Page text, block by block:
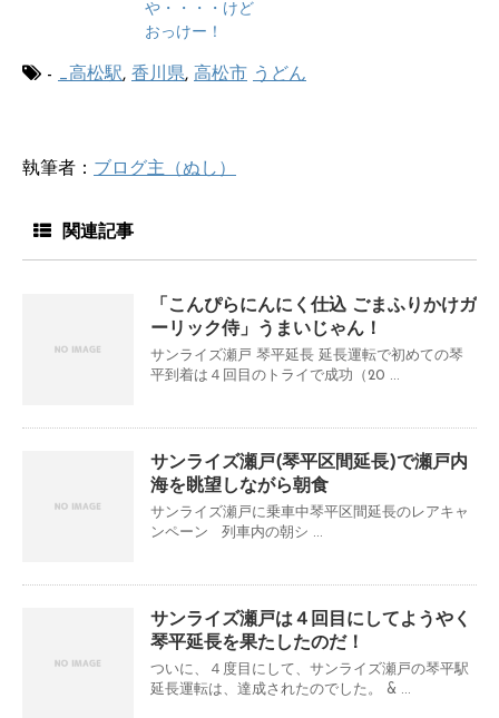
や・・・・けど
おっけー！
- _高松駅, 香川県, 高松市 うどん
執筆者： ブログ主（ぬし）
関連記事
「こんぴらにんにく仕込 ごまふりかけガ
ーリック侍」うまいじゃん！
サンライズ瀬戸 琴平延長 延長運転で初めての琴
平到着は４回目のトライで成功（20 ...
サンライズ瀬戸(琴平区間延長)で瀬戸内
海を眺望しながら朝食
サンライズ瀬戸に乗車中琴平区間延長のレアキャ
ンペーン 列車内の朝シ ...
サンライズ瀬戸は４回目にしてようやく
琴平延長を果たしたのだ！
ついに、４度目にして、サンライズ瀬戸の琴平駅
延長運転は、達成されたのでした。 & ...